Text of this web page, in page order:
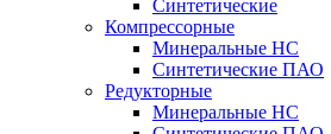
Синтетические
Компрессорные
Минеральные HC
Синтетические ПАО
Редукторные
Минеральные HC